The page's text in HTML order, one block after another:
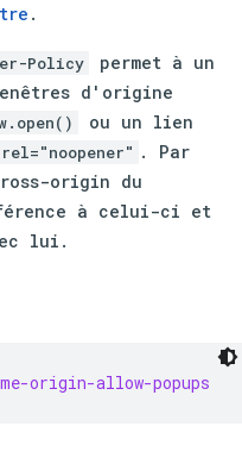
.
Policy
permet à un
d'origine
ou un lien
rel="noopener" . Par
origin du
à celui-ci et
lui.
origin-allow-popups